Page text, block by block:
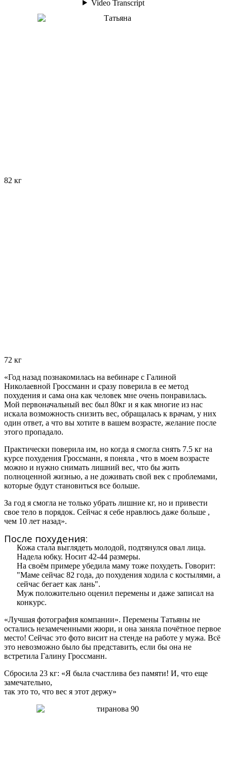
82 кг
72 кг
«Год назад познакомилась на вебинаре с Галиной
Николаевной Гроссманн и сразу поверила в ее метод
похудения и сама она как человек мне очень понравилась.
Мой первоначальный вес был 80кг и я как многие из нас
искала возможность снизить вес, обращалась к врачам, у них
один ответ, а что вы хотите в вашем возрасте, желание после
этого пропадало.
Практически поверила им, но когда я смогла снять 7.5 кг на
курсе похудения Гроссманн, я поняла , что в моем возрасте
можно и нужно снимать лишний вес, что бы жить
полноценной жизнью, а не доживать свой век с проблемами,
которые будут становиться все больше.
За год я смогла не только убрать лишние кг, но и привести
свое тело в порядок. Сейчас я себе нравлюсь даже больше ,
чем 10 лет назад».
После похудения:
Кожа стала выглядеть молодой, подтянулся овал лица.
Надела юбку. Носит 42-44 размеры.
На своём примере убедила маму тоже похудеть. Говорит:
"Маме сейчас 82 года, до похудения ходила с костылями, а
сейчас бегает как лань".
Муж положительно оценил перемены и даже записал на
конкурс.
«Лучшая фотография компании». Перемены Татьяны не
остались незамеченными жюри, и она заняла почётное первое
место! Сейчас это фото висит на стенде на работе у мужа. Всё
это невозможно было бы представить, если бы она не
встретила Галину Гроссманн.
Сбросила 23 кг: «Я была счастлива без памяти! И, что еще
замечательно,
так это то, что вес я этот держу»